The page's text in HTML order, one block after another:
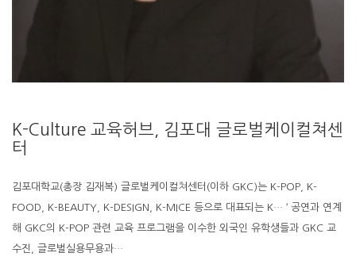
K-Culture 교육허브, 김포대 글로벌케이컬쳐센
터
김포대학교(총장 김재복) 글로벌케이컬쳐센터(이하 GKC)는 K-POP, K-
FOOD, K-BEAUTY, K-DESIGN, K-MICE 등으로 대표되는 K… ‘ 공연과 연계
해 GKC의 K-POP 관련 교육 프로그램을 이수한 외국인 유학생들과 GKC 교
수진, 글로벌실용무용과…